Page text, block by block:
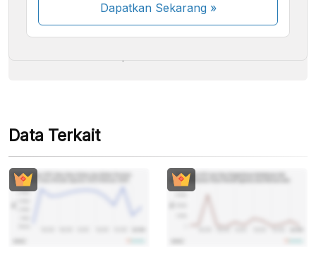
Dapatkan Sekarang»
Beberapa metode pembayaran masih dalam
Data Terkait